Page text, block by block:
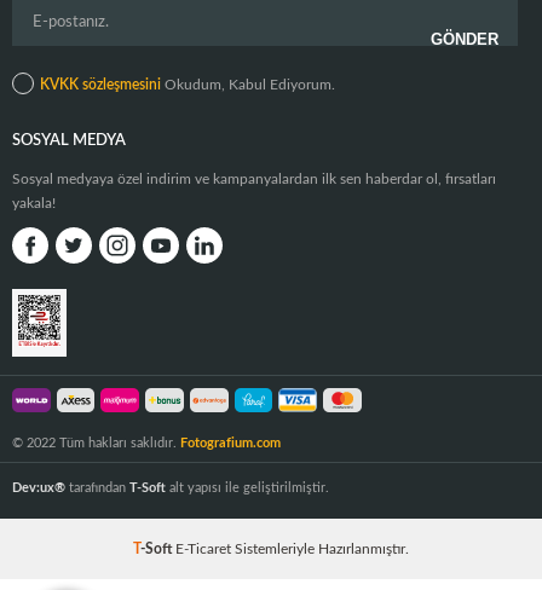
KVKK sözleşmesini Okudum, Kabul Ediyorum.
SOSYAL MEDYA
Sosyal medyaya özel indirim ve kampanyalardan ilk sen haberdar ol, fırsatları
yakala!
© 2022 Tüm hakları saklıdır. Fotografium.com
Dev:ux® tarafından T-Soft alt yapısı ile geliştirilmiştir.
T-Soft E-Ticaret Sistemleriyle Hazırlanmıştır.